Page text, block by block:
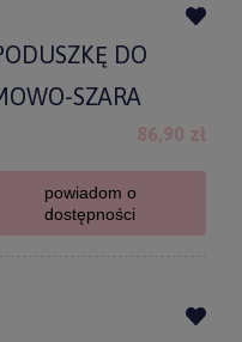
DO
SZARA
86,90 zł
powiadom o
dostępności